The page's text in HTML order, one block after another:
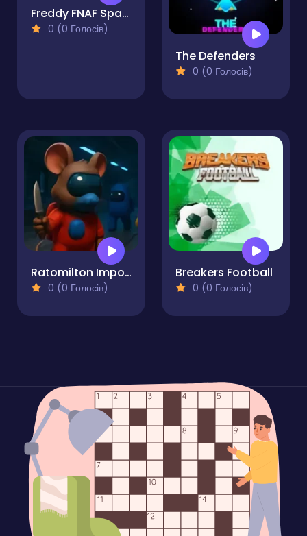
Freddy FNAF Space Waves
0 (0 Голосів)
The Defenders
0 (0 Голосів)
Ratomilton Imposter Us
0 (0 Голосів)
Breakers Football
0 (0 Голосів)